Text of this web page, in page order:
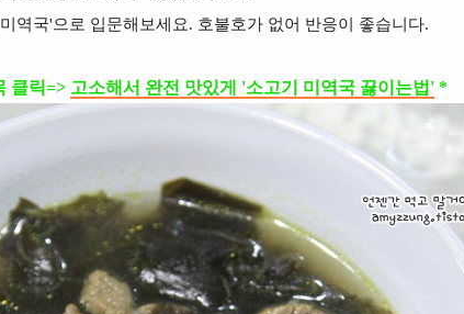
역국'으로 입문해보세요. 호불호가 없어 반응이 좋습니다.
클릭=> 고소해서 완전 맛있게 '소고기 미역국 끓이는법' *